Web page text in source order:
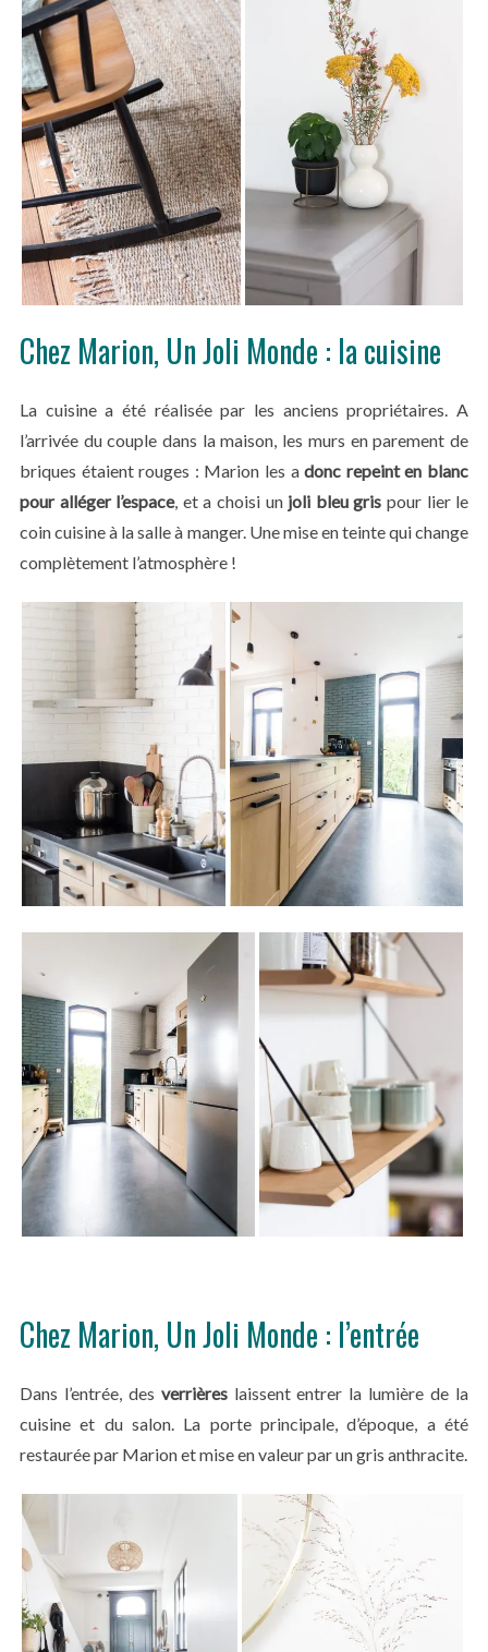
Chez Marion, Un Joli Monde : la cuisine
La cuisine a été réalisée par les anciens propriétaires. A
l’arrivée du couple dans la maison, les murs en parement de
briques étaient rouges : Marion les adonc repeint en blanc
pour alléger l’espace, et a choisi unjoli bleu gris pour lier le
coin cuisine à la salle à manger. Une mise en teinte qui change
complètement l’atmosphère !
Chez Marion, Un Joli Monde : l’entrée
Dans l’entrée, des verrièreslaissent entrer la lumière de la
cuisine et du salon. La porte principale, d’époque, a été
restaurée par Marion et mise en valeur par un gris anthracite.